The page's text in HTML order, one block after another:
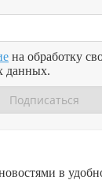
на обработку
данных.
в